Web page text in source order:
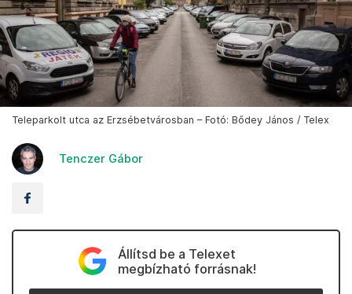
Teleparkolt utca az Erzsébetvárosban – Fotó: Bődey János / Telex
Tenczer Gábor
Állítsd be a Telexet
megbízható forrásnak!